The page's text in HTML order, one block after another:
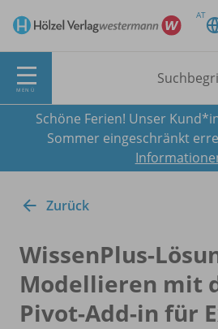
AT
MENÜ
Schöne Ferien! Unser
Sommer eingeschränkt
Zurück
WissenPlus-
Modellieren mit
Pivot-Add-in für